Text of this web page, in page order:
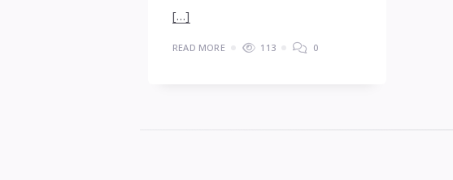
[…]
READ MORE 113 0